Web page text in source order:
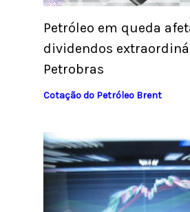
Petróleo em queda
dividendos
Petrobras
Cotação do Petróleo Brent